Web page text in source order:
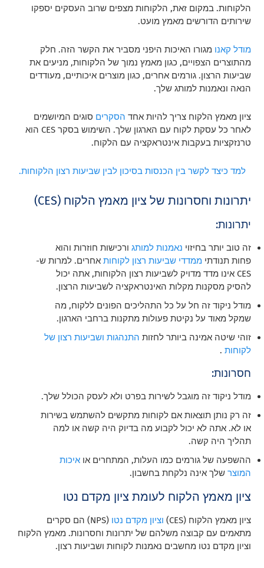
הלקוחות. במקום זאת, הלקוחות מצפים שרוב העסקים יספקו
שירותים הדורשים מאמץ מועט.
מודל קאנו מגורו האיכות היפני מסביר את הקשר הזה. חלק
מהתוצרים הצפויים, כגון מאמץ נמוך של הלקוחות, מניעים את
שביעות הרצון. גורמים אחרים, כגון מוצרים איכותיים, מעודדים
הנאה ונאמנות למותג שלך.
ציון מאמץ הלקוח צריך להיות אחד הסקרים סוגים המיושמים
לאחר כל עסקת לקוח עם הארגון שלך. השימוש בסקר CES הוא
טרנזקציות בעקבות אינטראקציה עם הלקוח.
למד כיצד לקשר בין הכנסות בסיכון לבין שביעות רצון הלקוחות.
יתרונות וחסרונות של ציון מאמץ הלקוח (CES)
יתרונות:
זה טוב יותר בחיזוי נאמנות למותג ורכישות חוזרות והוא
פחות תנודתיממדדי שביעות רצון לקוחות אחרים. למרות ש-
CES אינו מדד מדויק לשביעות רצון הלקוחות, אתה יכול
להסיק מסקנות מקלות האינטראקציה לשביעות הרצון.
מודל ניקוד זה חל על כל התהליכים הפונים ללקוח, מה
שמקל מאוד על נקיטת פעולות מתקנות ברחבי הארגון.
זוהי שיטה אמינה ביותר לחזות התנהגות ושביעות רצון של
לקוחות .
חסרונות:
מודל ניקוד זה מוגבל לשירות בפרט ולא לעסק הכולל שלך.
זה רק נותן תוצאות אם לקוחות מתקשים להשתמש בשירות
או לא. אתה לא יכול לקבוע מה בדיוק היה קשה או למה
תהליך היה קשה.
ההשפעה של גורמים כמו העלות, המתחרים אואיכות
המוצר שלך אינה נלקחת בחשבון.
ציון מאמץ הלקוח לעומת ציון מקדם נטו
ציון מאמץ הלקוח (CES) וציון מקדם נטו
(NPS) הם סקרים
מתאמים עם קבוצה משלהם של יתרונות וחסרונות. מאמץ הלקוח
וציון מקדם נטו מחשבים נאמנות לקוחות ושביעות רצון.